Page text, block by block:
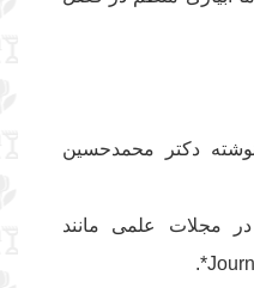
دکتر محمدحسین
مجلات علمی مانند